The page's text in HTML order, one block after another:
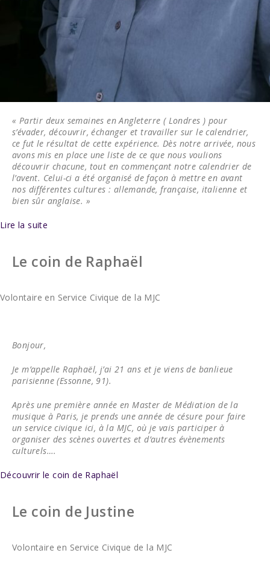
« Partir deux semaines en Angleterre ( Londres ) pour
s’évader, découvrir, échanger et travailler sur le calendrier,
ce fut le résultat de cette expérience. Dès notre arrivée, nous
avons mis en place une liste de ce que nous voulions
découvrir chacune, tout en commençant notre calendrier de
l’avent. Celui-ci a été organisé de façon à mettre en avant
nos différentes cultures : allemande, française, italienne et
bien sûr anglaise. »
Lire la suite
Le coin de Raphaël
Volontaire en Service Civique de la MJC
Bonjour,
Je m’appelle Raphaël, j’ai 21 ans et je viens de banlieue
parisienne (Essonne, 91).
Après une première année en Master de Médiation de la
musique à Paris, je prends une année de césure pour faire
un service civique ici, à la MJC, où je vais participer à
organiser des scènes ouvertes et d’autres évènements
culturels….
Découvrir le coin de Raphaël
Le coin de Justine
Volontaire en Service Civique de la MJC